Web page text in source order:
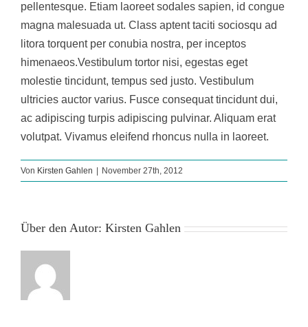
pellentesque. Etiam laoreet sodales sapien, id congue
magna malesuada ut. Class aptent taciti sociosqu ad
litora torquent per conubia nostra, per inceptos
himenaeos.Vestibulum tortor nisi, egestas eget
molestie tincidunt, tempus sed justo. Vestibulum
ultricies auctor varius. Fusce consequat tincidunt dui,
ac adipiscing turpis adipiscing pulvinar. Aliquam erat
volutpat. Vivamus eleifend rhoncus nulla in laoreet.
Von Kirsten Gahlen November 27th, 2012
Über den Autor: Kirsten Gahlen